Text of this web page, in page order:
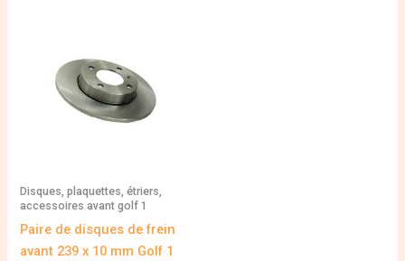
Disques, plaquettes, étriers,
accessoires avant golf 1
Paire de disques de frein
avant 239 x 10 mm Golf 1